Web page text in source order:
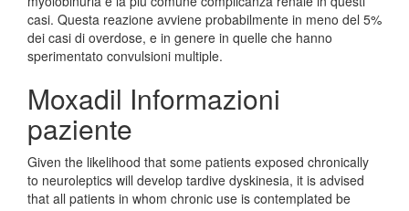
casi. Questa reazione avviene probabilmente in meno del 5%
dei casi di overdose, e in genere in quelle che hanno
sperimentato convulsioni multiple.
Moxadil Informazioni
paziente
Given the likelihood that some patients exposed chronically
to neuroleptics will develop tardive dyskinesia, it is advised
that all patients in whom chronic use is contemplated be